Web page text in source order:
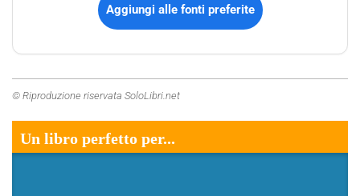
Aggiungi alle fonti preferite
© Riproduzione riservata SoloLibri.net
Un libro perfetto per...